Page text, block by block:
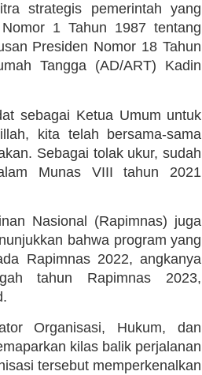
strategis pemerintah yang
1 Tahun 1987 tentang
Presiden Nomor 18 Tahun
Tangga (AD/ART) Kadin
sebagai Ketua Umum untuk
kita telah bersama-sama
Sebagai tolak ukur, sudah
Munas VIII tahun 2021
Nasional (Rapimnas) juga
bahwa program yang
Rapimnas 2022, angkanya
tahun Rapimnas 2023,
Organisasi, Hukum, dan
kilas balik perjalanan
tersebut memperkenalkan